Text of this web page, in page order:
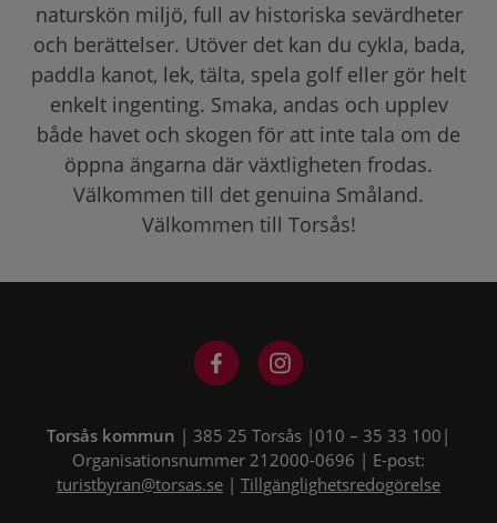
naturskön miljö, full av historiska sevärdheter
och berättelser. Utöver det kan du cykla, bada,
paddla kanot, lek, tälta, spela golf eller gör helt
enkelt ingenting. Smaka, andas och upplev
både havet och skogen för att inte tala om de
öppna ängarna där växtligheten frodas.
Välkommen till det genuina Småland.
Välkommen till Torsås!
Torsås kommun | 385 25 Torsås |010 – 35 33 100|
Organisationsnummer 212000-0696 | E-post:
turistbyran@torsas.se | Tillgänglighetsredogörelse